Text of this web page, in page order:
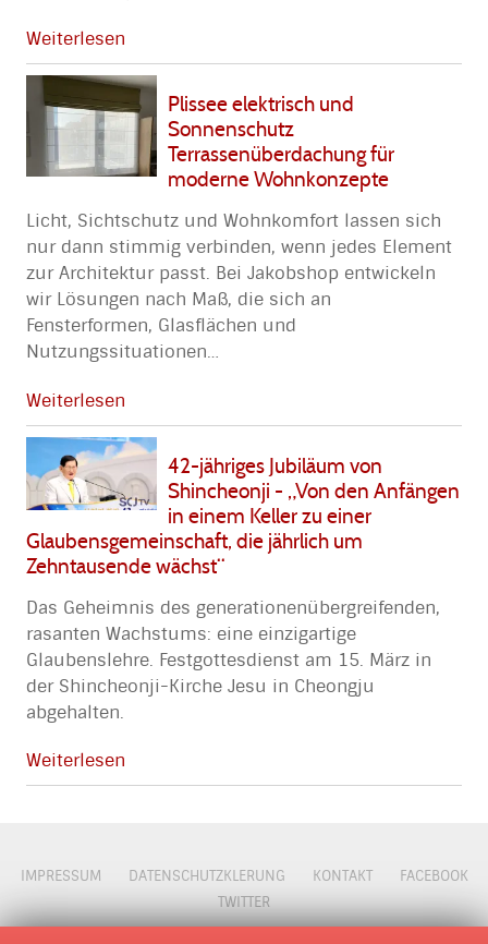
Weiterlesen
Plissee elektrisch und
Sonnenschutz
Terrassenüberdachung für
moderne Wohnkonzepte
Licht, Sichtschutz und Wohnkomfort lassen sich
nur dann stimmig verbinden, wenn jedes Element
zur Architektur passt. Bei Jakobshop entwickeln
wir Lösungen nach Maß, die sich an
Fensterformen, Glasflächen und
Nutzungssituationen…
Weiterlesen
42-jähriges Jubiläum von
Shincheonji - „Von den Anfängen
in einem Keller zu einer
Glaubensgemeinschaft, die jährlich um
Zehntausende wächst“
Das Geheimnis des generationenübergreifenden,
rasanten Wachstums: eine einzigartige
Glaubenslehre. Festgottesdienst am 15. März in
der Shincheonji-Kirche Jesu in Cheongju
abgehalten.
Weiterlesen
IMPRESSUM DATENSCHUTZKLERUNG KONTAKT
FACEBOOK
TWITTER